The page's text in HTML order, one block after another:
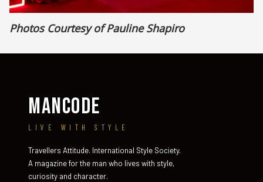
Photos Courtesy of Pauline Shapiro
MANCODE
LIVE WITH STYLE
Travellers Attitude. International Style Society.
A magazine for the man who lives with style,
curiosity and character.